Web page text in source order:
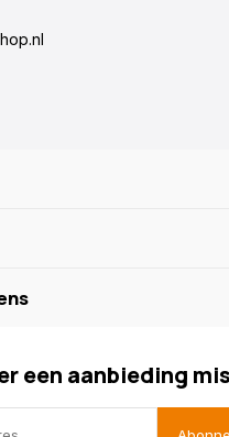
een aanbieding